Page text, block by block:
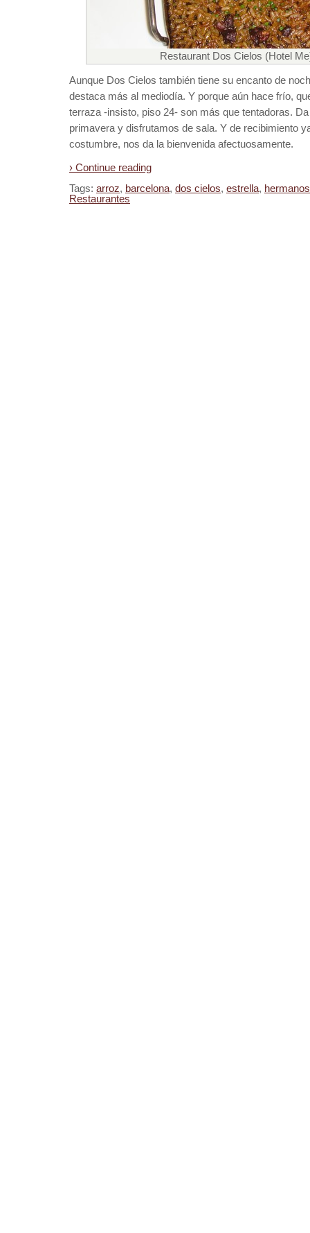
Restaurant Dos Cielos (Hotel
Aunque Dos Cielos también tiene su encanto de
destaca más al mediodía. Y porque aún hace frío,
terraza -insisto, piso 24- son más que tentadoras.
primavera y disfrutamos de sala. Y de recibimiento
costumbre, nos da la bienvenida afectuosamente.
› Continue reading
Tags: arroz, barcelona, dos cielos, estrella,
Restaurantes